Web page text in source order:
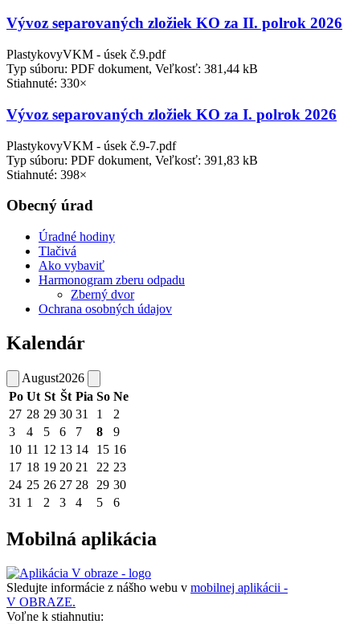
Vývoz separovaných zložiek KO za II. polrok 2026
PlastykovyVKM - úsek č.9.pdf
Typ súboru: PDF dokument, Veľkosť: 381,44 kB
Stiahnuté: 330×
Vývoz separovaných zložiek KO za I. polrok 2026
PlastykovyVKM - úsek č.9-7.pdf
Typ súboru: PDF dokument, Veľkosť: 391,83 kB
Stiahnuté: 398×
Obecný úrad
Úradné hodiny
Tlačivá
Ako vybaviť
Harmonogram zberu odpadu
Zberný dvor
Ochrana osobných údajov
Kalendár
August2026
Po Ut St Št Pia So Ne
27 28 29 30 31 1
2
3
4 5 6 7 8
9
10 11 12 13 14 15 16
17 18 19 20 21 22 23
24 25 26 27 28 29 30
31 1 2 3 4 5 6
Mobilná aplikácia
Sledujte informácie z nášho webu v mobilnej aplikácii -
V OBRAZE.
Voľne k stiahnutiu: